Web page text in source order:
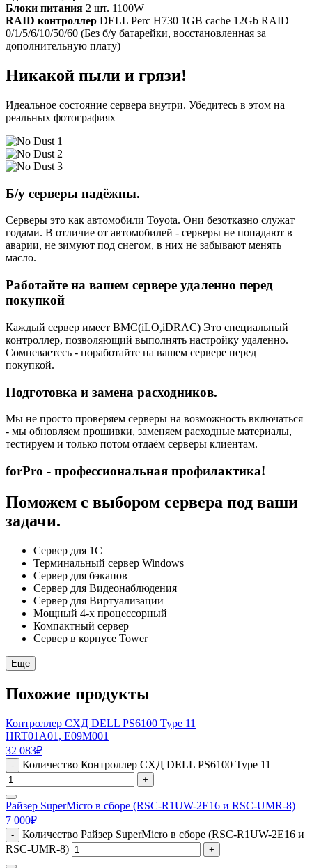
Блоки питания 2 шт. 1100W
RAID контроллер DELL Perc H730 1GB cache 12Gb RAID
0/1/5/6/10/50/60 (Без б/у батарейки, восстановленная за
дополнительную плату)
Никакой пыли и грязи!
Идеальное состояние сервера внутри. Убедитесь в этом на
реальных фотографиях
Б/у серверы надёжны.
Серверы это как автомобили Toyota. Они безотказно служат
годами. В отличие от автомобилей - серверы не попадают в
аварии, не зимуют под снегом, в них не забывают менять
масло.
Работайте на вашем сервере удаленно перед
покупкой
Каждый сервер имеет BMC(iLO,iDRAC) Это специальный
контроллер, позволяющий выполнять настройку удаленно.
Сомневаетесь - поработайте на вашем сервере перед
покупкой.
Подготовка и замена расходников.
Мы не просто проверяем серверы на возможность включаться
- мы обновляем прошивки, заменяем расходные материалы,
тестируем и только потом отдаём серверы клиентам.
forPro - профессиональная профилактика!
Поможем с выбором сервера под ваши
задачи.
Сервер для 1С
Терминальный сервер Windows
Сервер для бэкапов
Сервер для Видеонаблюдения
Сервер для Виртуализации
Мощный 4-х процессорный
Компактный сервер
Сервер в корпусе Tower
Еще
Похожие продукты
Контроллер СХД DELL PS6100 Type 11
HRT01A01, E09M001
32 083₽
- Количество Контроллер СХД DELL PS6100 Type 11
+
Райзер SuperMicro в сборе (RSC-R1UW-2E16 и RSC-UMR-8)
7 000₽
-
Количество Райзер SuperMicro в сборе (RSC-R1UW-2E16 и
RSC-UMR-8)
+